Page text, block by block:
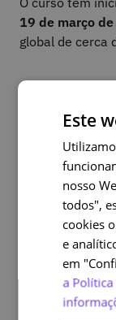
19 de março
global de cerca
O curso
participação
experiências
abordados
inspiração
Dispõe de um
e colaboração,
participantes
Este
nosso
todos",
cookies
e
em
a